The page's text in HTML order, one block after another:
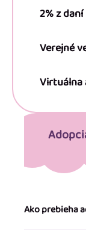
2% z daní
Verejné
Virtuálna
Ako prebieha